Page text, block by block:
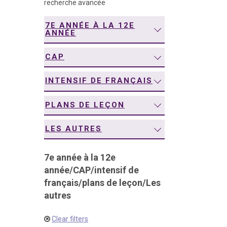
recherche avancée
7E ANNÉE À LA 12E
ANNÉE
CAP
INTENSIF DE FRANÇAIS
PLANS DE LEÇON
LES AUTRES
7e année à la 12e
année/CAP/intensif de
français/plans de leçon/Les
autres
Clear filters